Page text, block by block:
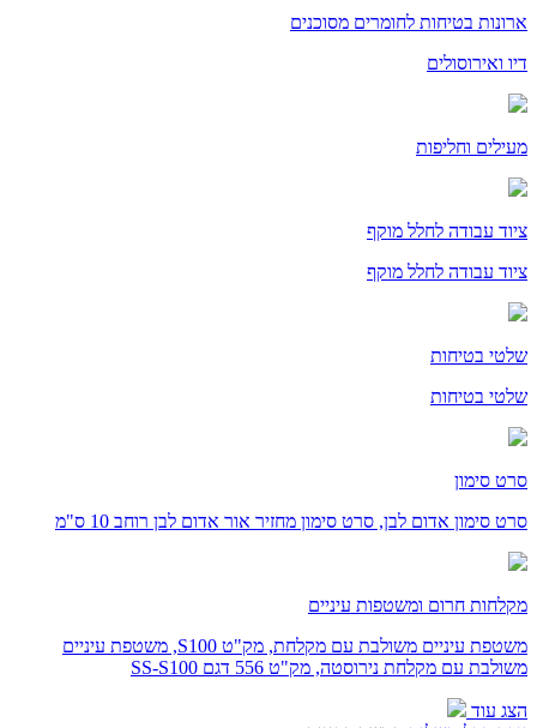
ארונות בטיחות לחומרים מסוכנים
דיו ואירוסולים
מעילים וחליפות
ציוד עבודה לחלל מוקף
ציוד עבודה לחלל מוקף
שלטי בטיחות
שלטי בטיחות
סרט סימון
סרט סימון אדום לבן, סרט סימון מחזיר אור אדום לבן רוחב 10 ס"מ
מקלחות חרום ומשטפות עיניים
משטפת עיניים משולבת עם מקלחת, מק"ט S100, משטפת עיניים
משולבת עם מקלחת נירוסטה, מק"ט 556 דגם SS-S100
הצג עוד